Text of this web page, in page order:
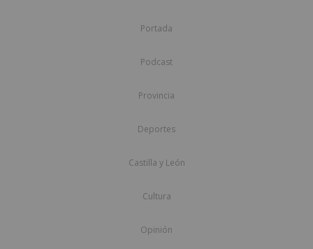
Portada
Podcast
Provincia
Deportes
Castilla y León
Cultura
Opinión